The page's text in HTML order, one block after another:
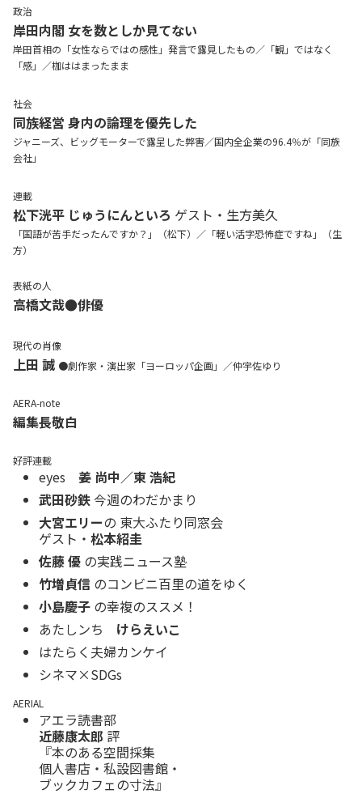
政治
岸田内閣 女を数としか見てない
岸田首相の「女性ならではの感性」発言で露見したもの／「観」ではなく
「感」／枷ははまったまま
社会
同族経営 身内の論理を優先した
ジャニーズ、ビッグモーターで露呈した弊害／国内全企業の96.4％が「同族
会社」
連載
松下洸平 じゅうにんといろ ゲスト・生方美久
「国語が苦手だったんですか？」（松下）／「軽い活字恐怖症ですね」（生
方）
表紙の人
高橋文哉●俳優
現代の肖像
上田 誠 ●劇作家・演出家「ヨーロッパ企画」／仲宇佐ゆり
AERA-note
編集長敬白
好評連載
eyes 姜 尚中／東 浩紀
武田砂鉄今週のわだかまり
大宮エリーの 東大ふたり同窓会
ゲスト・ 松本紹圭
佐藤 優 の実践ニュース塾
竹増貞信 のコンビニ百里の道をゆく
小島慶子 の幸複のススメ！
あたしンち けらえいこ
はたらく夫婦カンケイ
シネマ×SDGs
AERIAL
アエラ読書部
近藤康太郎 評
『本のある空間採集
個人書店・私設図書館・
ブックカフェの寸法』